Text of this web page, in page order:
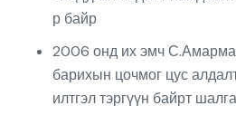
р байр
2006 онд их эмч
барихын цочмог цус
илтгэл тэргүүн байрт